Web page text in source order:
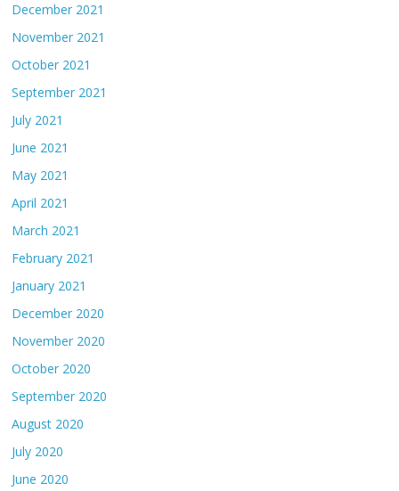
December 2021
November 2021
October 2021
September 2021
July 2021
June 2021
May 2021
April 2021
March 2021
February 2021
January 2021
December 2020
November 2020
October 2020
September 2020
August 2020
July 2020
June 2020